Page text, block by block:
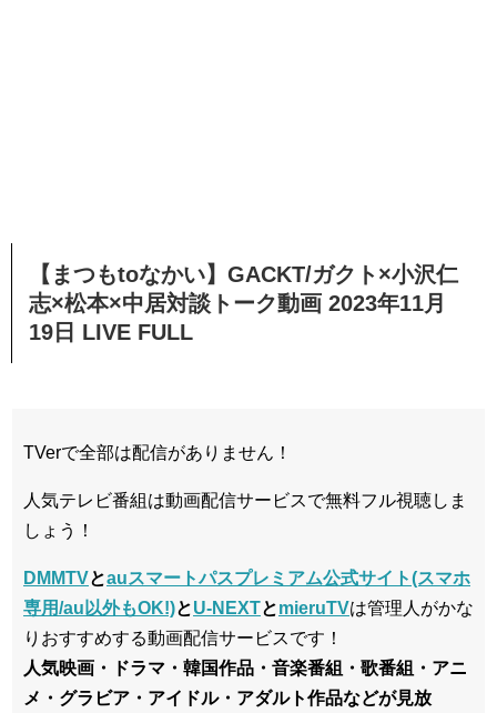
【まつもtoなかい】GACKT/ガクト×小沢仁
志×松本×中居対談トーク動画 2023年11月
19日 LIVE FULL
TVerで全部は配信がありません！
人気テレビ番組は動画配信サービスで無料フル視聴しま
しょう！
DMMTVとauスマートパスプレミアム公式サイト(スマホ
専用/au以外もOK!)とU-NEXTとmieruTVは管理人がかな
りおすすめする動画配信サービスです！
人気映画・ドラマ・韓国作品・音楽番組・歌番組・アニ
メ・グラビア・アイドル・アダルト作品などが見放